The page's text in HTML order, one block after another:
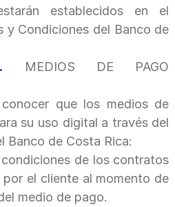
establecidos en el
y Condiciones del Banco de
MEDIOS DE PAGO
que los medios de
su uso digital a través del
Banco de Costa Rica:
condiciones de los contratos
el cliente al momento de
medio de pago.